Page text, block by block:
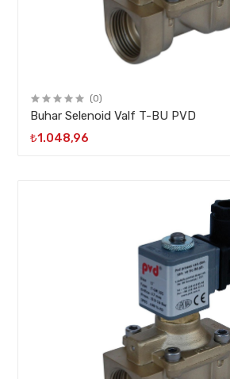
(0)
Buhar Selenoid Valf T-BU PVD
₺1.048,96